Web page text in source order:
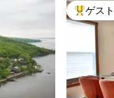
大好評
ゲス